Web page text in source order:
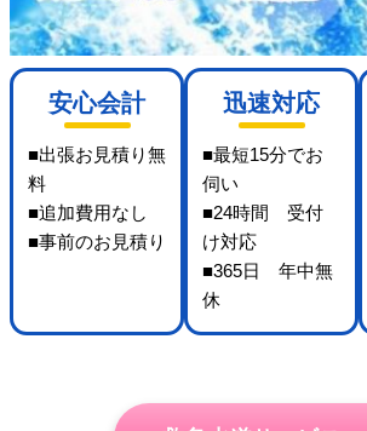
安心会計
■出張お見積り無
料
■追加費用なし
■事前のお見積り
迅速対応
■最短15分でお
伺い
■24時間 受付
け対応
■365日 年中無
休